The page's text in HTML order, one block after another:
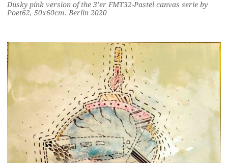
Dusky pink version of the 3’er FMT32-Pastel canvas serie by
Poet62, 50x60cm. Berlin 2020